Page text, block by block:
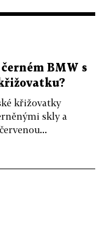
BMW s
křižovatky
skly a